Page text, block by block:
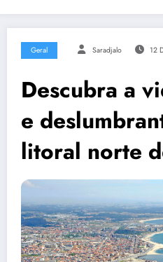
Geral Saradjalo 12
Descubra a
e
litoral norte